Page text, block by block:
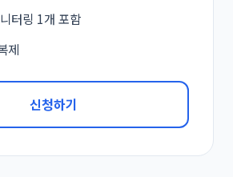
터링 1개 포함
제
신청하기